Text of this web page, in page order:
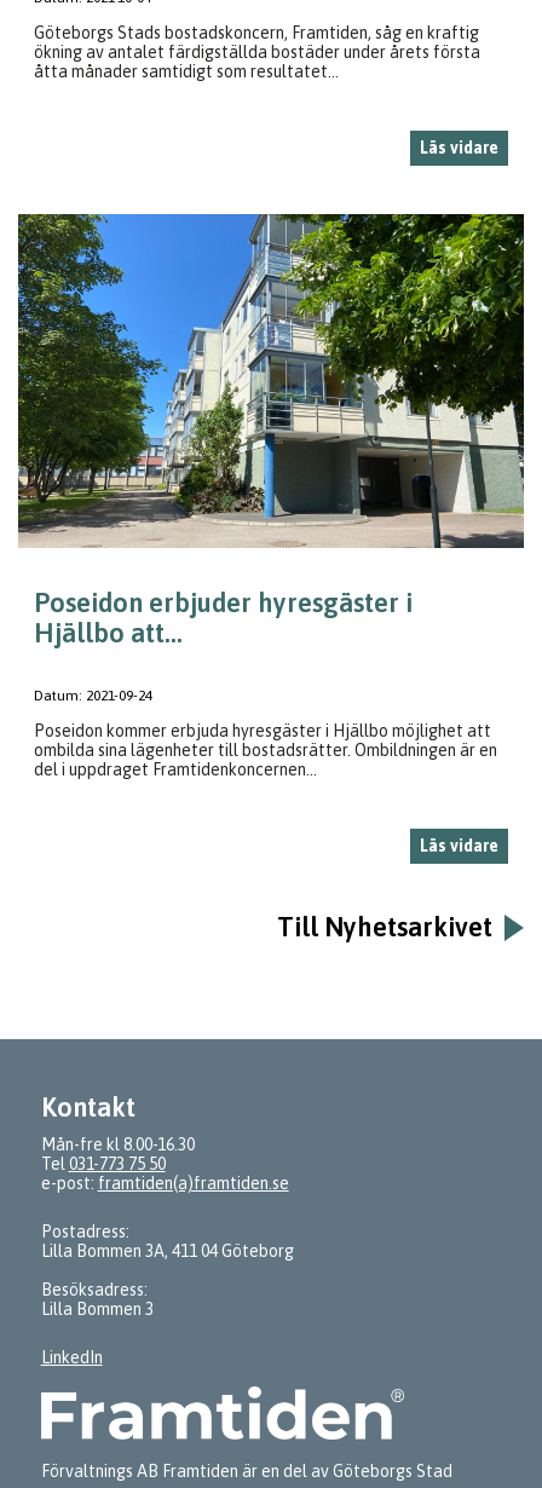
Göteborgs Stads bostadskoncern, Framtiden, såg en kraftig
ökning av antalet färdigställda bostäder under årets första
åtta månader samtidigt som resultatet...
Läs vidare
Poseidon erbjuder hyresgäster i
Hjällbo att...
Datum: 2021-09-24
Poseidon kommer erbjuda hyresgäster i Hjällbo möjlighet att
ombilda sina lägenheter till bostadsrätter. Ombildningen är en
del i uppdraget Framtidenkoncernen...
Läs vidare
Till Nyhetsarkivet
Kontakt
Mån-fre kl 8.00-16.30
Tel 031-773 75 50
e-post: framtiden(a)framtiden.se
Postadress:
Lilla Bommen 3A, 411 04 Göteborg
Besöksadress:
Lilla Bommen 3
LinkedIn
Förvaltnings AB Framtiden är en del av Göteborgs Stad